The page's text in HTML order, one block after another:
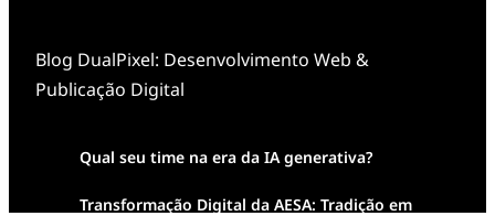
Blog DualPixel: Desenvolvimento Web &
Publicação Digital
Qual seu time na era da IA generativa?
Transformação Digital da AESA: Tradição em